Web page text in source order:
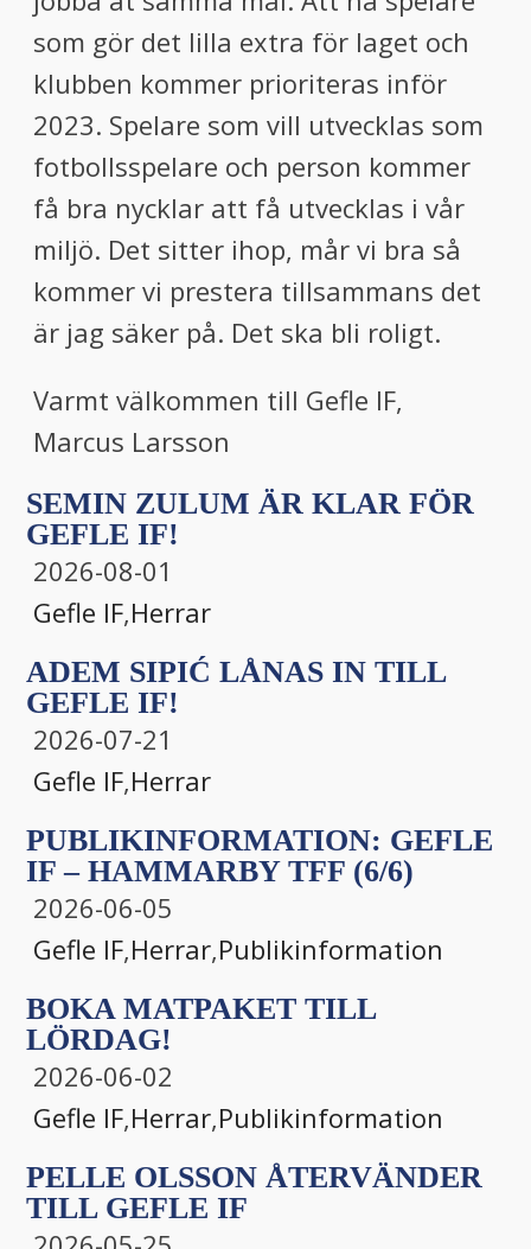
som gör det lilla extra för laget och
klubben kommer prioriteras inför
2023. Spelare som vill utvecklas som
fotbollsspelare och person kommer
få bra nycklar att få utvecklas i vår
miljö. Det sitter ihop, mår vi bra så
kommer vi prestera tillsammans det
är jag säker på. Det ska bli roligt.
Varmt välkommen till Gefle IF,
Marcus Larsson
SEMIN ZULUM ÄR KLAR FÖR
GEFLE IF!
2026-08-01
Gefle IF,Herrar
ADEM SIPIĆ LÅNAS IN TILL
GEFLE IF!
2026-07-21
Gefle IF,Herrar
PUBLIKINFORMATION: GEFLE
IF – HAMMARBY TFF (6/6)
2026-06-05
Gefle IF,Herrar,Publikinformation
BOKA MATPAKET TILL
LÖRDAG!
2026-06-02
Gefle IF,Herrar,Publikinformation
PELLE OLSSON ÅTERVÄNDER
TILL GEFLE IF